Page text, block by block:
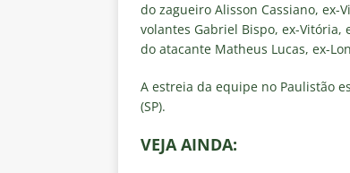
do zagueiro Alisson Cassiano,
volantes Gabriel Bispo, ex-Vitória,
do atacante Matheus Lucas, ex-
A estreia da equipe no Paulistão
(SP).
VEJA AINDA: